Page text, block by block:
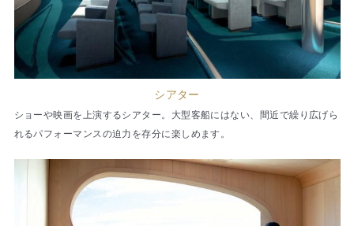
シアター
ショーや映画を上演するシアター。大型客船にはない、間近で繰り広げら
れるパフォーマンスの迫力を存分に楽しめます。